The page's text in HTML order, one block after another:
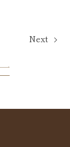
Next